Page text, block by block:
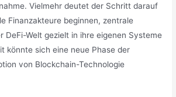
Vielmehr deutet der Schritt darauf
Finanzakteure beginnen, zentrale
DeFi-Welt gezielt in ihre eigenen Systeme
könnte sich eine neue Phase der
von Blockchain-Technologie